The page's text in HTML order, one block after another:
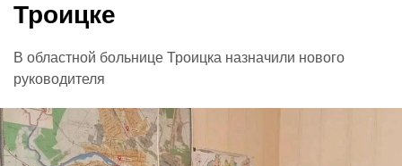
Троицке
В областной больнице Троицка назначили нового
руководителя